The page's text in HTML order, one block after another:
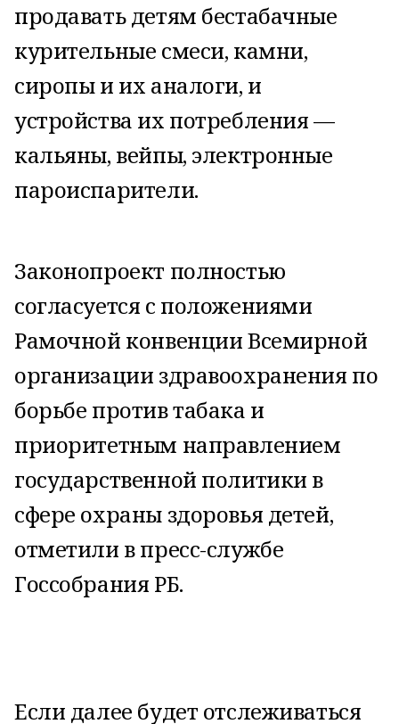
продавать детям бестабачные
курительные смеси, камни,
сиропы и их аналоги, и
устройства их потребления —
кальяны, вейпы, электронные
пароиспарители.
Законопроект полностью
согласуется с положениями
Рамочной конвенции Всемирной
организации здравоохранения по
борьбе против табака и
приоритетным направлением
государственной политики в
сфере охраны здоровья детей,
отметили в пресс-службе
Госсобрания РБ.
Если далее будет отслеживаться